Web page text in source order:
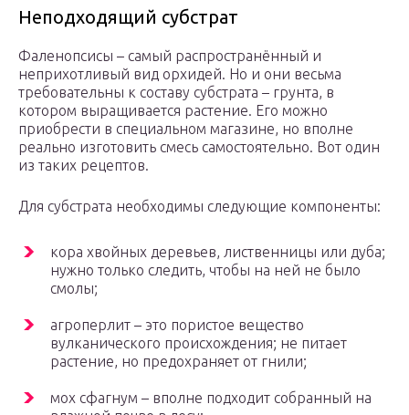
Неподходящий субстрат
Фаленопсисы – самый распространённый и
неприхотливый вид орхидей. Но и они весьма
требовательны к составу субстрата – грунта, в
котором выращивается растение. Его можно
приобрести в специальном магазине, но вполне
реально изготовить смесь самостоятельно. Вот один
из таких рецептов.
Для субстрата необходимы следующие компоненты:
кора хвойных деревьев, лиственницы или дуба;
нужно только следить, чтобы на ней не было
смолы;
агроперлит – это пористое вещество
вулканического происхождения; не питает
растение, но предохраняет от гнили;
мох сфагнум – вполне подходит собранный на